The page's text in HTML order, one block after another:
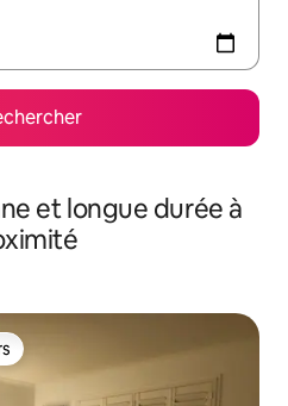
et longue durée à
plus appréciés